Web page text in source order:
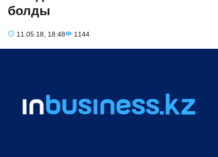
болды
11.05.18, 18:48 1144